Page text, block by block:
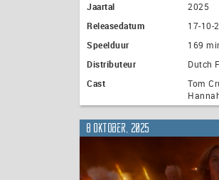
Jaartal
2025
Releasedatum
17-10-
Speelduur
169
Distributeur
Dutch
Cast
Tom
8 oktober, 2025